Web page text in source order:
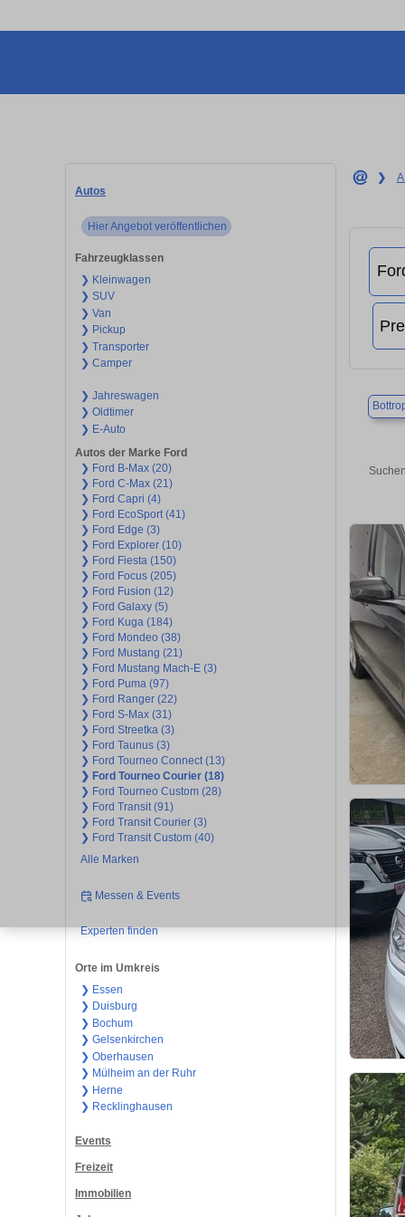
Autos
Hier Angebot veröffentlichen
Fahrzeugklassen
❯ Kleinwagen
❯ SUV
❯ Van
❯ Pickup
❯ Transporter
❯ Camper
❯ Jahreswagen
❯ Oldtimer
❯ E-Auto
Autos der Marke Ford
❯ Ford B-Max (20)
❯ Ford C-Max (21)
❯ Ford Capri (4)
❯ Ford EcoSport (41)
❯ Ford Edge (3)
❯ Ford Explorer (10)
❯ Ford Fiesta (150)
❯ Ford Focus (205)
❯ Ford Fusion (12)
❯ Ford Galaxy (5)
❯ Ford Kuga (184)
❯ Ford Mondeo (38)
❯ Ford Mustang (21)
❯ Ford Mustang Mach-E (3)
❯ Ford Puma (97)
❯ Ford Ranger (22)
❯ Ford S-Max (31)
❯ Ford Streetka (3)
❯ Ford Taunus (3)
❯ Ford Tourneo Connect (13)
❯ Ford Tourneo Courier (18)
❯ Ford Tourneo Custom (28)
❯ Ford Transit (91)
❯ Ford Transit Courier (3)
❯ Ford Transit Custom (40)
Alle Marken
Messen & Events
Experten finden
Orte im Umkreis
❯ Essen
❯ Duisburg
❯ Bochum
❯ Gelsenkirchen
❯ Oberhausen
❯ Mülheim an der Ruhr
❯ Herne
❯ Recklinghausen
Events
Freizeit
Immobilien
❯